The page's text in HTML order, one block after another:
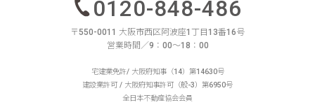
0120-848-486
〒550-0011 大阪市西区阿波座1丁目13番16号
営業時間／9：00〜18：00
宅建業免許/ 大阪府知事（14）第14630号
建設業許可 / 大阪府知事許可（般-3）第6950号
全日本不動産協会会員